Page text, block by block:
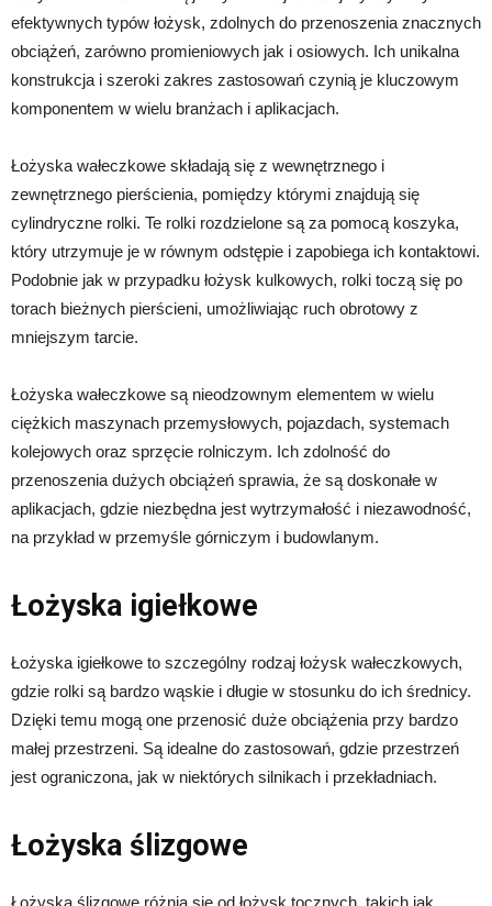
efektywnych typów łożysk, zdolnych do przenoszenia znacznych
obciążeń, zarówno promieniowych jak i osiowych. Ich unikalna
konstrukcja i szeroki zakres zastosowań czynią je kluczowym
komponentem w wielu branżach i aplikacjach.
Łożyska wałeczkowe składają się z wewnętrznego i
zewnętrznego pierścienia, pomiędzy którymi znajdują się
cylindryczne rolki. Te rolki rozdzielone są za pomocą koszyka,
który utrzymuje je w równym odstępie i zapobiega ich kontaktowi.
Podobnie jak w przypadku łożysk kulkowych, rolki toczą się po
torach bieżnych pierścieni, umożliwiając ruch obrotowy z
mniejszym tarcie.
Łożyska wałeczkowe są nieodzownym elementem w wielu
ciężkich maszynach przemysłowych, pojazdach, systemach
kolejowych oraz sprzęcie rolniczym. Ich zdolność do
przenoszenia dużych obciążeń sprawia, że są doskonałe w
aplikacjach, gdzie niezbędna jest wytrzymałość i niezawodność,
na przykład w przemyśle górniczym i budowlanym.
Łożyska igiełkowe
Łożyska igiełkowe to szczególny rodzaj łożysk wałeczkowych,
gdzie rolki są bardzo wąskie i długie w stosunku do ich średnicy.
Dzięki temu mogą one przenosić duże obciążenia przy bardzo
małej przestrzeni. Są idealne do zastosowań, gdzie przestrzeń
jest ograniczona, jak w niektórych silnikach i przekładniach.
Łożyska ślizgowe